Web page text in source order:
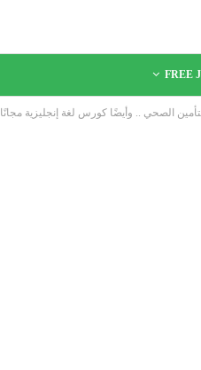
FREE
الصحي .. وأيضًا كورس لغة إنجليزية مجانًا